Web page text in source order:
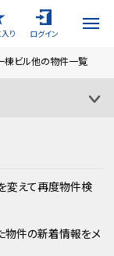
り
ログイン
棟ビル他の物件一覧
変えて再度物件検
物件の新着情報をメ